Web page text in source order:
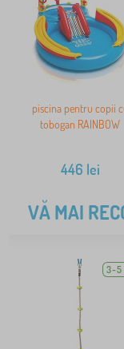
piscina pentru copii
tobogan RAINBOW
446 lei
VĂ MAI
3-5